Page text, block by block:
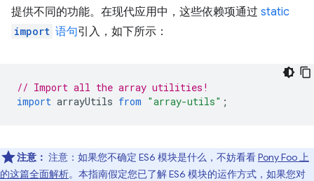
提供不同的功能。在现代应用中，这些依赖项通过 static
import 语句引入，如下所示：
// Import all the array utilities!
import arrayUtils from "array-utils" ;
注意： 注意：如果您不确定 ES6 模块是什么，不妨看看Pony Foo 上
的这篇全面解析。本指南假定您已了解 ES6 模块的运作方式，如果您对